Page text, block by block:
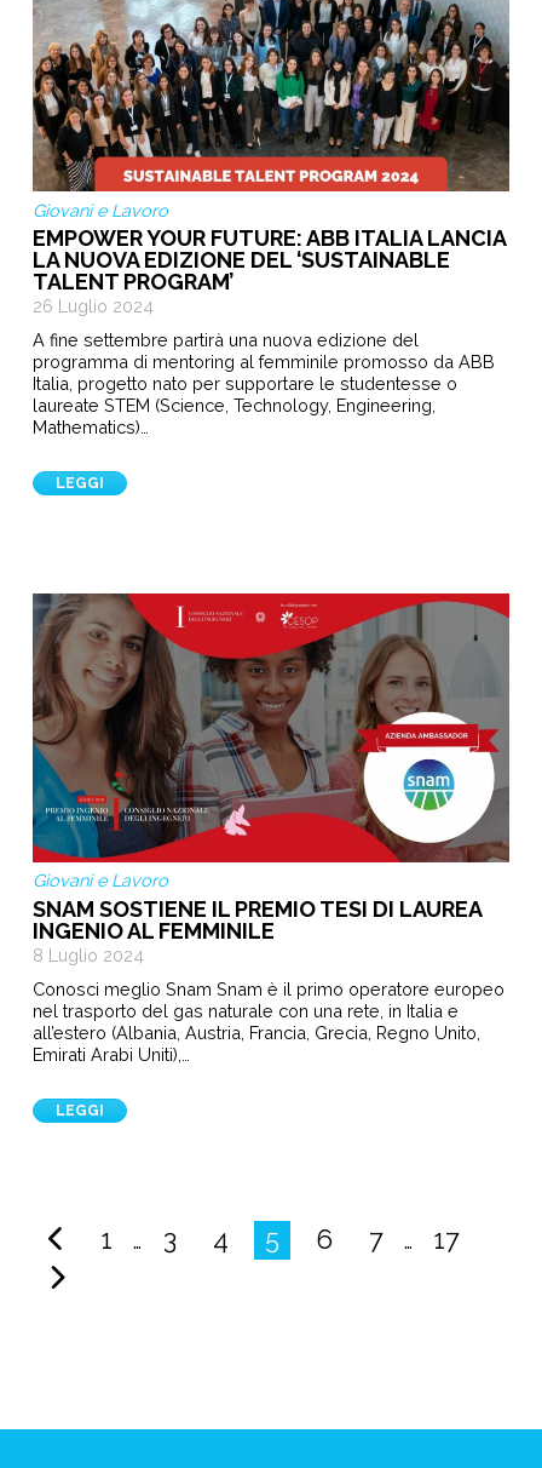
Giovani e Lavoro
EMPOWER YOUR FUTURE: ABB ITALIA LANCIA
LA NUOVA EDIZIONE DEL ‘SUSTAINABLE
TALENT PROGRAM’
26 Luglio 2024
A fine settembre partirà una nuova edizione del
programma di mentoring al femminile promosso da ABB
Italia, progetto nato per supportare le studentesse o
laureate STEM (Science, Technology, Engineering,
Mathematics)…
LEGGI
Giovani e Lavoro
SNAM SOSTIENE IL PREMIO TESI DI LAUREA
INGENIO AL FEMMINILE
8 Luglio 2024
Conosci meglio Snam Snam è il primo operatore europeo
nel trasporto del gas naturale con una rete, in Italia e
all’estero (Albania, Austria, Francia, Grecia, Regno Unito,
Emirati Arabi Uniti),…
LEGGI
Navigation eventi
1 … 3 4 5 6 7 … 17